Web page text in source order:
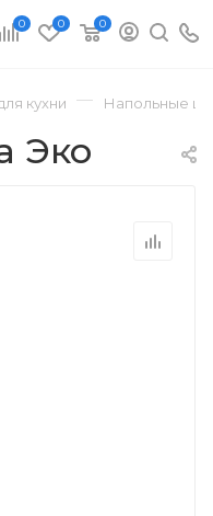
0 0 0
кухни — Напольные
Эко